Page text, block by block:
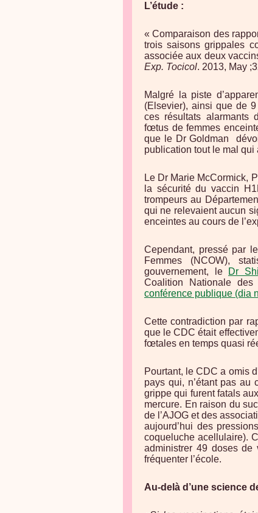
L’étude :
« Comparaison des
trois saisons grippales
associée aux deux
Exp. Tocicol. 2013, May
Malgré la piste
(Elsevier), ainsi que de
ces résultats alarmants
fœtus de femmes
que le Dr Goldman
publication tout le mal qui
Le Dr Marie McCormick,
la sécurité du vaccin
trompeurs au
qui ne relevaient aucun
enceintes au cours de
Cependant, pressé par
Femmes (NCOW),
gouvernement, le
Dr
Coalition Nationale
conférence publique (dia
Cette contradiction par
que le CDC était
fœtales en temps quasi
Pourtant, le CDC a omis
pays qui, n’étant pas au
grippe qui furent fatals
mercure. En raison du
de l’AJOG et des
aujourd’hui des
coqueluche acellulaire).
administrer 49 doses de
fréquenter l’école.
Au-delà d’une science